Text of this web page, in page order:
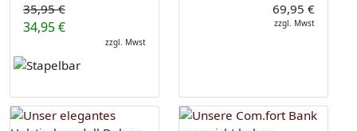
35,95 €
34,95 €
zzgl. Mwst
69,95 €
zzgl. Mwst